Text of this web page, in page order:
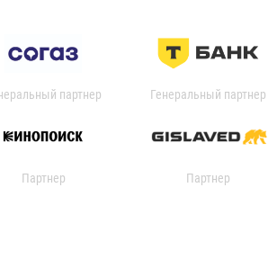
партнер Генеральный партнер
Партнер Партнер